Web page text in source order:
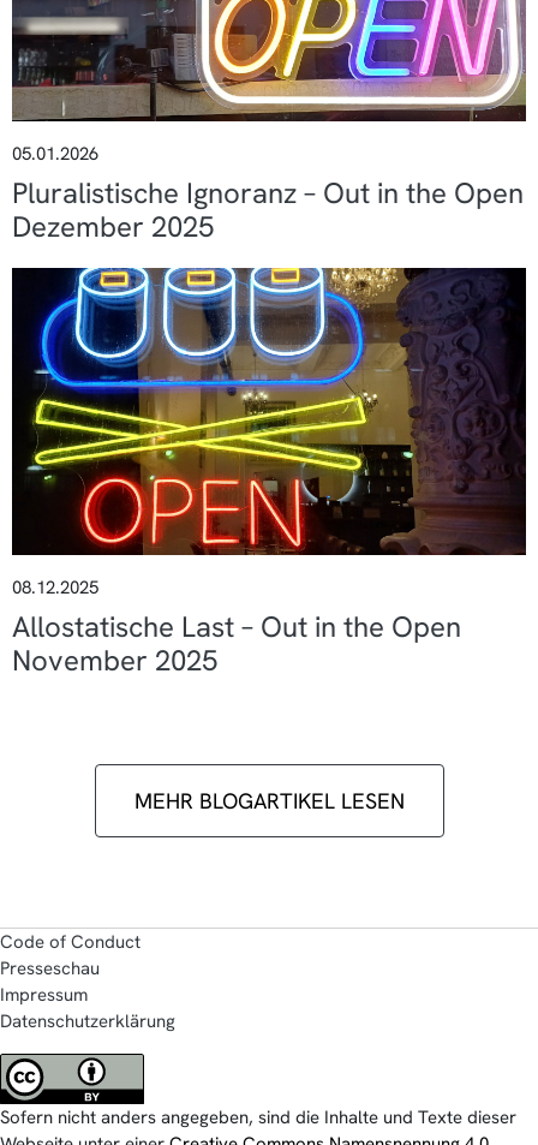
05.01.2026
Pluralistische Ignoranz – Out in the Open
Dezember 2025
08.12.2025
Allostatische Last – Out in the Open
November 2025
MEHR BLOGARTIKEL LESEN
Code of Conduct
Presseschau
Impressum
Datenschutzerklärung
Sofern nicht anders angegeben, sind die Inhalte und Texte dieser